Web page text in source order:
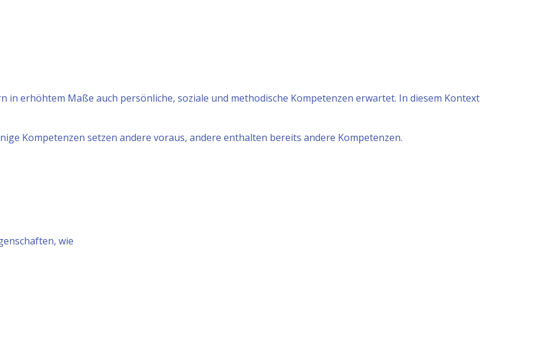
in erhöhtem Maße auch persönliche, soziale und methodische Kompetenzen erwartet. In diesem Kontext
Kompetenzen setzen andere voraus, andere enthalten bereits andere Kompetenzen.
wie